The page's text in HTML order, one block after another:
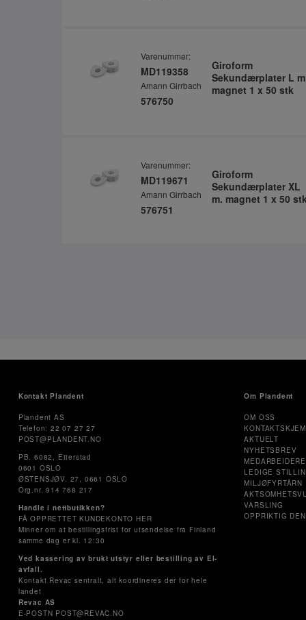
Varenummer:
MD119358
Amann Girrbach
576750
Giroform
Sekundærplater L
magnet 1 x 50 stk
Varenummer:
MD119671
Amann Girrbach
576751
Giroform
Sekundærplater XL
m. magnet 1 x 50
Kontakt Plandent
Plandent AS
Telefon: 22 07 27 27
POST@PLANDENT.NO
PB. 6082, Etterstad
0601 OSLO
ØSTENSJØV. 27, 0661 OSLO
Org.nr. 914 768 217
Handle i nettbutikken?
FÅ OPPRETTET KUNDEKONTO HER
Minner om at bestillingsfrist for utsendelse fra Finland
samme dag er kl. 12:30
Ved kassering av brukt utstyr eller bestilling av El-
avfall.
Kontakt Revac sentralt, alt koordineres der for hele
landet
Revac AS
E-POSTN POST@REVAC.NO
Om Plandent
OM OSS
AKTUELT
NYHETSBREV
MEDARBEIDERE
LEDIGE
MILJØFYRTÅRN
VARSLING
OPPRIKTIG